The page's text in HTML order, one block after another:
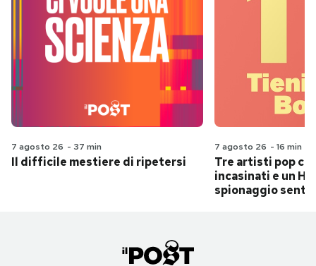
7 agosto 26 - 37 min
Il difficile mestiere di ripetersi
7 agosto 26 - 16 min
Tre artisti pop
incasinati e un
spionaggio